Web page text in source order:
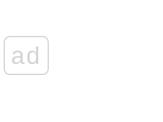
ad